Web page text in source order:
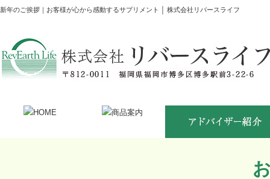
新年のご挨拶｜お客様が心から感動するサプリメント │ 株式会社リバースライフ